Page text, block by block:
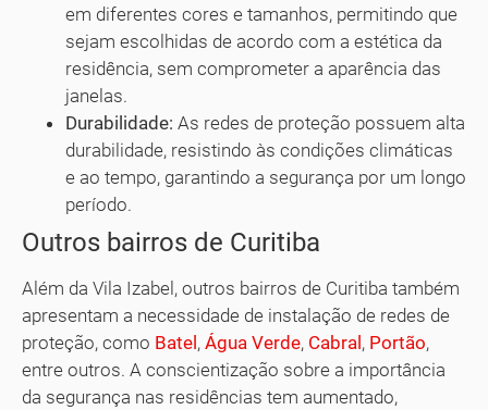
em diferentes cores e tamanhos, permitindo que
sejam escolhidas de acordo com a estética da
residência, sem comprometer a aparência das
janelas.
Durabilidade: As redes de proteção possuem alta
durabilidade, resistindo às condições climáticas
e ao tempo, garantindo a segurança por um longo
período.
Outros bairros de Curitiba
Além da Vila Izabel, outros bairros de Curitiba também
apresentam a necessidade de instalação de redes de
proteção, como Batel , Água Verde, Cabral , Portão,
entre outros. A conscientização sobre a importância
da segurança nas residências tem aumentado,